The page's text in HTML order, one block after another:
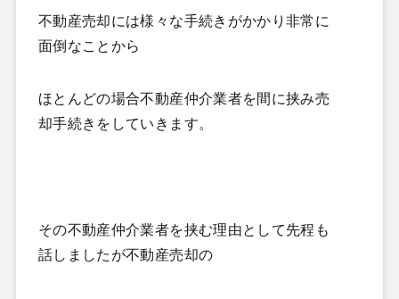
不動産売却には様々な手続きがかかり非常に
面倒なことから
ほとんどの場合不動産仲介業者を間に挟み売
却手続きをしていきます。
その不動産仲介業者を挟む理由として先程も
話しましたが不動産売却の